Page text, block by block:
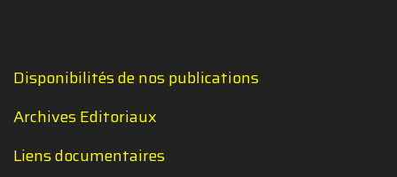
Disponibilités de nos publications
Archives Editoriaux
Liens documentaires